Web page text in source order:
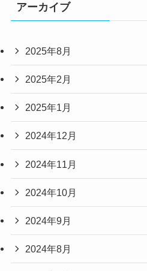
アーカイブ
2025年8月
2025年2月
2025年1月
2024年12月
2024年11月
2024年10月
2024年9月
2024年8月